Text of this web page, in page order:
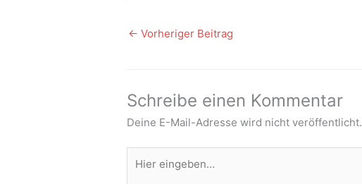
← Vorheriger Beitrag
Schreibe einen Kommentar
Deine E-Mail-Adresse wird nicht veröffentlicht.
eingeben…